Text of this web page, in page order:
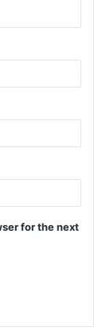
for the next